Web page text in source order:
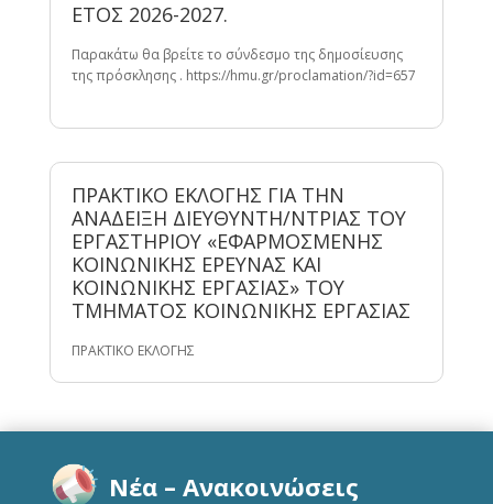
ΕΤΟΣ 2026-2027.
Παρακάτω θα βρείτε το σύνδεσμο της δημοσίευσης
της πρόσκλησης . https://hmu.gr/proclamation/?id=657
ΠΡΑΚΤΙΚΟ ΕΚΛΟΓΗΣ ΓΙΑ ΤΗΝ
ΑΝΑΔΕΙΞΗ ΔΙΕΥΘΥΝΤΗ/ΝΤΡΙΑΣ ΤΟΥ
ΕΡΓΑΣΤΗΡΙΟΥ «ΕΦΑΡΜΟΣΜΕΝΗΣ
ΚΟΙΝΩΝΙΚΗΣ ΕΡΕΥΝΑΣ ΚΑΙ
ΚΟΙΝΩΝΙΚΗΣ ΕΡΓΑΣΙΑΣ» ΤΟΥ
ΤΜΗΜΑΤΟΣ ΚΟΙΝΩΝΙΚΗΣ ΕΡΓΑΣΙΑΣ
ΠΡΑΚΤΙΚΟ ΕΚΛΟΓΗΣ
Νέα – Ανακοινώσεις